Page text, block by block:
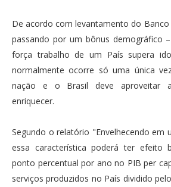
De acordo com levantamento do
passando por um bônus demográfico
força trabalho de um País supera
normalmente ocorre só uma única
nação e o Brasil deve aproveitar
enriquecer.
Segundo o relatório "Envelhecendo em
essa característica poderá ter efeito
ponto percentual por ano no PIB per
serviços produzidos no País dividido